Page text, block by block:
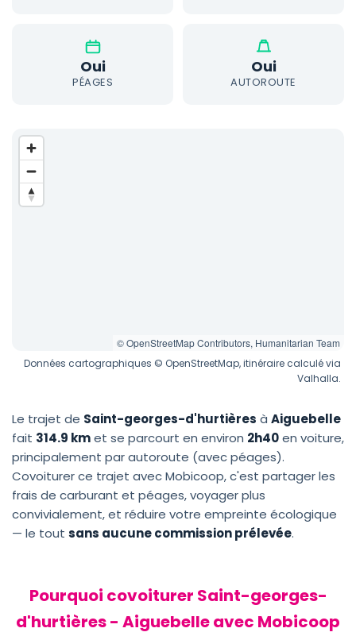
Oui
PÉAGES
Oui
AUTOROUTE
© OpenStreetMap Contributors, Humanitarian Team
Données cartographiques © OpenStreetMap, itinéraire calculé via
Valhalla.
Le trajet de Saint-georges-d'hurtières à Aiguebelle
fait 314.9 kmet se parcourt en environ 2h40en voiture,
principalement par autoroute (avec péages).
Covoiturer ce trajet avec Mobicoop, c'est partager les
frais de carburant et péages, voyager plus
convivialement, et réduire votre empreinte écologique
— le tout sans aucune commission prélevée.
Pourquoi covoiturer Saint-georges-
d'hurtières - Aiguebelle avec Mobicoop